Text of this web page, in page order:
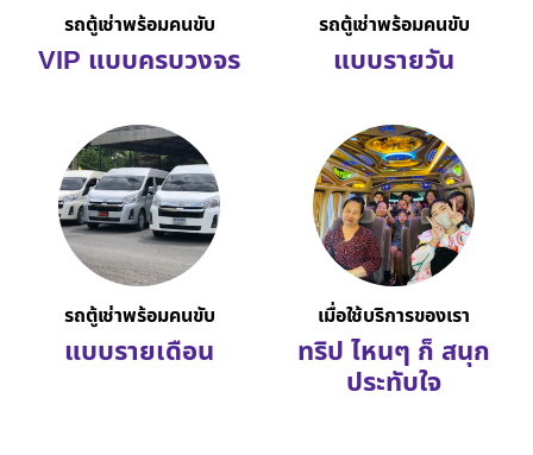
รถตู้เช่าพร้อมคนขับ
VIP แบบครบวงจร
รถตู้เช่าพร้อมคนขับ
แบบรายวัน
รถตู้เช่าพร้อมคนขับ
แบบรายเดือน
เมื่อใช้บริการของเรา
ทริป ไหนๆ ก็ สนุก
ประทับใจ